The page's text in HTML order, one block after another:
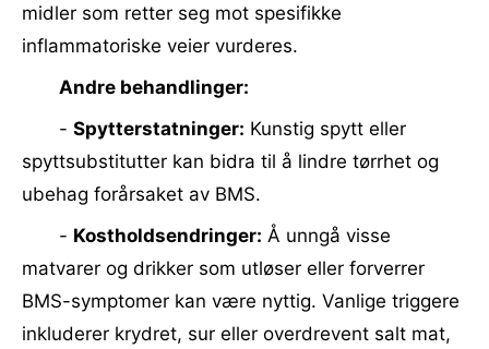
midler som retter seg mot spesifikke
inflammatoriske veier vurderes.
Andre behandlinger:
- Spytterstatninger: Kunstig spytt eller
spyttsubstitutter kan bidra til å lindre tørrhet og
ubehag forårsaket av BMS.
- Kostholdsendringer: Å unngå visse
matvarer og drikker som utløser eller forverrer
BMS-symptomer kan være nyttig. Vanlige triggere
inkluderer krydret, sur eller overdrevent salt mat,